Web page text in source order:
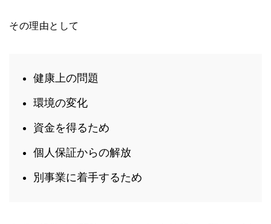
その理由として
健康上の問題
環境の変化
資金を得るため
個人保証からの解放
別事業に着手するため